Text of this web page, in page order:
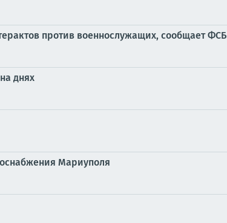
против военнослужащих, сообщает ФСБ
днях
Мариуполя